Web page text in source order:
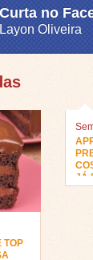
Curta no
Layon Oliveira
TOP
JÁ